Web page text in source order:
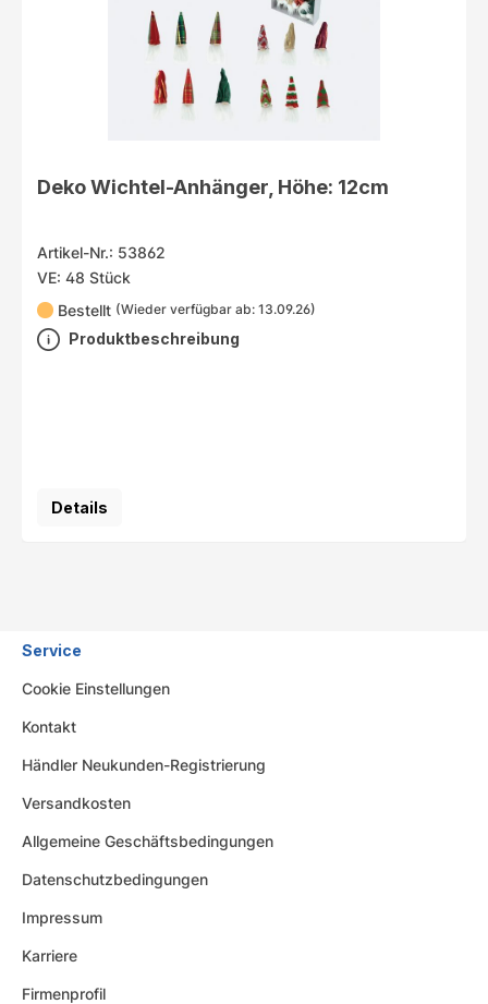
Deko Wichtel-Anhänger, Höhe: 12cm
Artikel-Nr.: 53862
VE: 48 Stück
Bestellt (Wieder verfügbar ab: 13.09.26)
Produktbeschreibung
Details
Service
Cookie Einstellungen
Kontakt
Händler Neukunden-Registrierung
Versandkosten
Allgemeine Geschäftsbedingungen
Datenschutzbedingungen
Impressum
Karriere
Firmenprofil